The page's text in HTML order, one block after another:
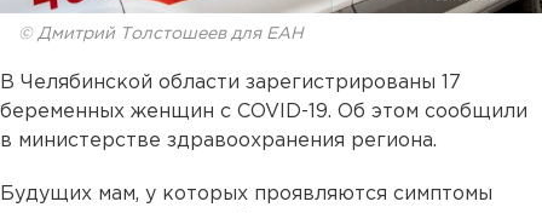
© Дмитрий Толстошеев для ЕАН
В Челябинской области зарегистрированы 17
беременных женщин с COVID-19. Об этом сообщили
в министерстве здравоохранения региона.
Будущих мам, у которых проявляются симптомы